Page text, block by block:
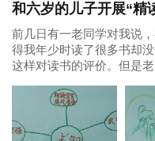
和六岁的儿子开展“精
前几日有一老同学对我说
得我年少时读了很多书却
这样对读书的评价。但是